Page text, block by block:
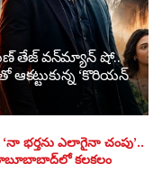
తేజ్ వన్‌మ్యాన్ షో..
‘కొరియన్
భర్తను ఎలాగైనా చంపు’..
కలకలం